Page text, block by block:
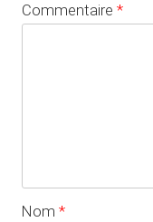
Commentaire *
Nom *